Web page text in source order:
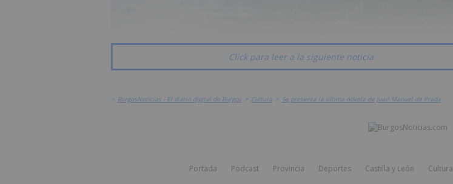
Click para leer a la siguiente noticia
> BurgosNoticias - El diario digital de Burgos > Cultura > Se presenta la última novela de Juan Manuel de Prada
Portada Podcast Provincia Deportes Castilla y León Cultura